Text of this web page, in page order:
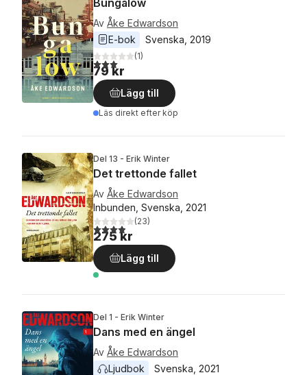
Av Åke Edwardson
E-bok
Svenska 2019
3,0utav 5 stjärnor. Totalt antal röster:
(1)
79 kr
Lägg till
Läs direkt efter köp
Del 13 - Erik Winter
Det trettonde fallet
Av Åke Edwardson
Inbunden, Svenska, 2021
3,9utav 5 stjärnor. Totalt antal röster:
(23)
275 kr
Lägg till
Del 1 - Erik Winter
Dans med en ängel
Av Åke Edwardson
Ljudbok
Svenska 2021